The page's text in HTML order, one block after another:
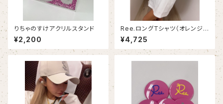
りちゃのすけアクリルスタンド
¥2,200
Ree.ロングTシャツ（オレンジ
ロゴ）
¥4,725